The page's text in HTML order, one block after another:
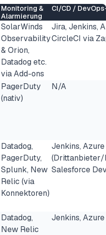
Monitoring &
Alarmierung
CI/CD /
SolarWinds
Observability
& Orion,
Datadog etc.
via Add-ons
Jira, Jenkins,
CircleCI via
PagerDuty
(nativ)
N/A
Datadog,
PagerDuty,
Splunk, New
Relic (via
Konnektoren)
Jenkins,
(Drittanbieter/
Salesforce
Datadog,
New Relic
Jenkins,